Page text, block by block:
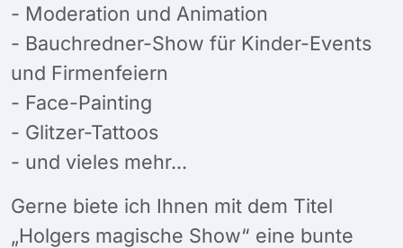
- Moderation und Animation
- Bauchredner-Show für Kinder-Events
und Firmenfeiern
- Face-Painting
- Glitzer-Tattoos
- und vieles mehr...
Gerne biete ich Ihnen mit dem Titel
„Holgers magische Show“ eine bunte